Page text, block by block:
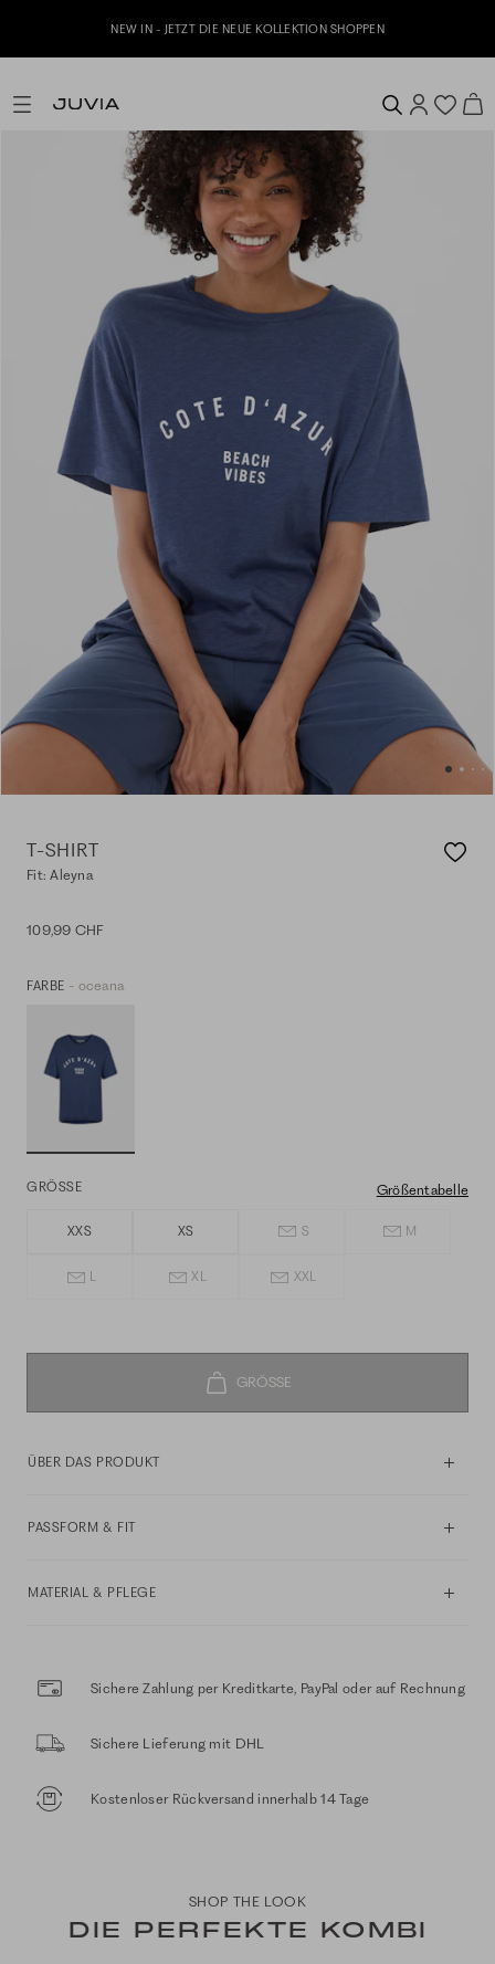
NEW IN - JETZT DIE NEUE KOLLEKTION SHOPPEN
T-SHIRT
Fit: Aleyna
109,99 CHF
FARBE - oceana
GRÖSSE Größentabelle
XXS XS S M
L XL XXL
ÜBER DAS PRODUKT
PASSFORM & FIT
MATERIAL & PFLEGE
Sichere Zahlung per Kreditkarte, PayPal oder auf Rechnung
Sichere Lieferung mit DHL
Kostenloser Rückversand innerhalb 14 Tage
SHOP THE LOOK
DIE PERFEKTE KOMBI